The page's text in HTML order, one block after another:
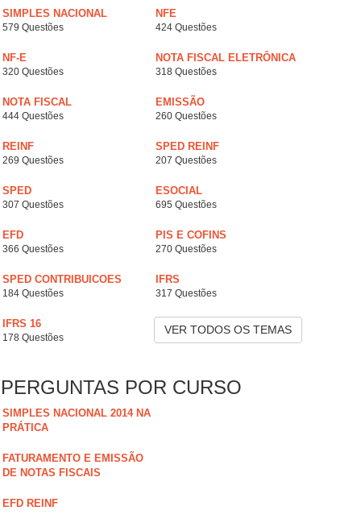
SIMPLES NACIONAL
579 Questões
NFE
424 Questões
NF-E
320 Questões
NOTA FISCAL ELETRÔNICA
318 Questões
NOTA FISCAL
444 Questões
EMISSÃO
260 Questões
REINF
269 Questões
SPED REINF
207 Questões
SPED
307 Questões
ESOCIAL
695 Questões
EFD
366 Questões
PIS E COFINS
270 Questões
SPED CONTRIBUICOES
184 Questões
IFRS
317 Questões
IFRS 16
178 Questões
VER TODOS OS TEMAS
PERGUNTAS POR CURSO
SIMPLES NACIONAL 2014 NA
PRÁTICA
FATURAMENTO E EMISSÃO
DE NOTAS FISCAIS
EFD REINF